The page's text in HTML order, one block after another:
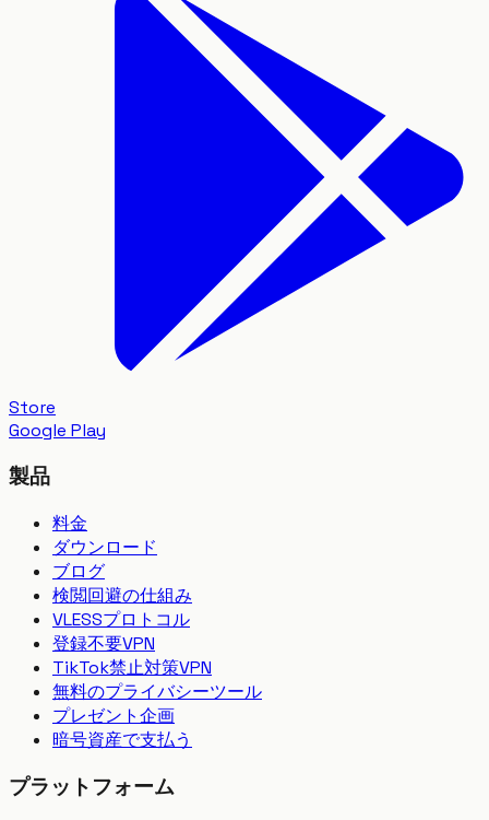
Store
Google Play
製品
料金
ダウンロード
ブログ
検閲回避の仕組み
VLESSプロトコル
登録不要VPN
TikTok禁止対策VPN
無料のプライバシーツール
プレゼント企画
暗号資産で支払う
プラットフォーム